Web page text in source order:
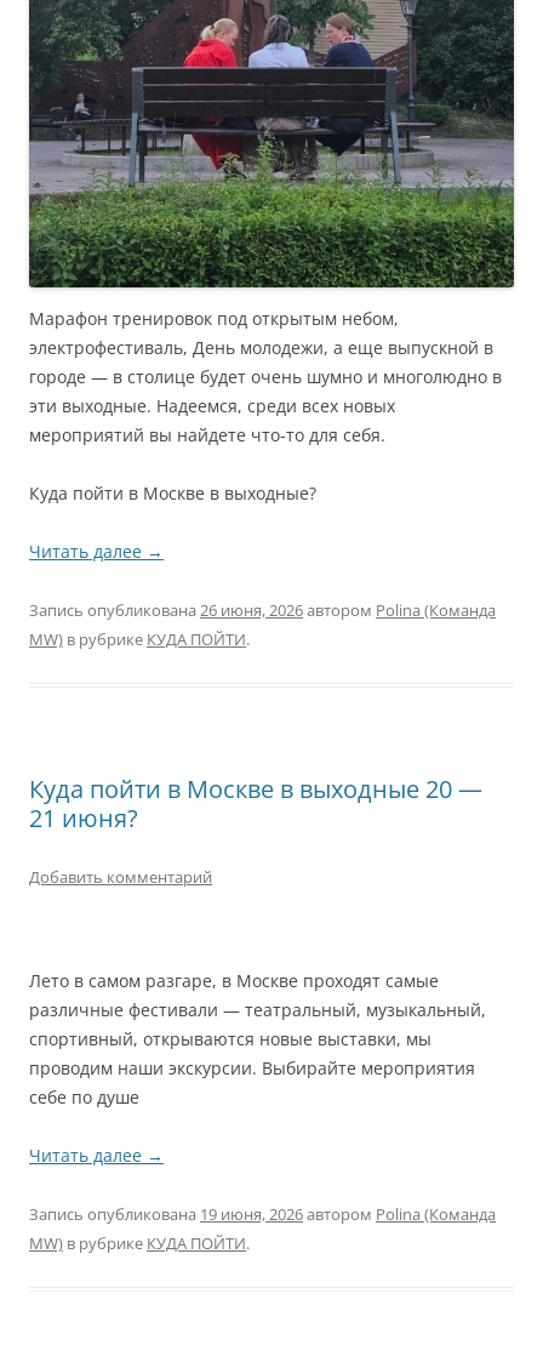
Марафон тренировок под открытым небом,
электрофестиваль, День молодежи, а еще выпускной в
городе — в столице будет очень шумно и многолюдно в
эти выходные. Надеемся, среди всех новых
мероприятий вы найдете что-то для себя.
Куда пойти в Москве в выходные?
Читать далее →
Запись опубликована 26 июня, 2026автором Polina (Команда
MW) в рубрике КУДА ПОЙТИ.
Куда пойти в Москве в выходные 20 —
21 июня?
Добавить комментарий
Лето в самом разгаре, в Москве проходят самые
различные фестивали — театральный, музыкальный,
спортивный, открываются новые выставки, мы
проводим наши экскурсии. Выбирайте мероприятия
себе по душе
Читать далее →
Запись опубликована 19 июня, 2026автором Polina (Команда
MW) в рубрике КУДА ПОЙТИ.